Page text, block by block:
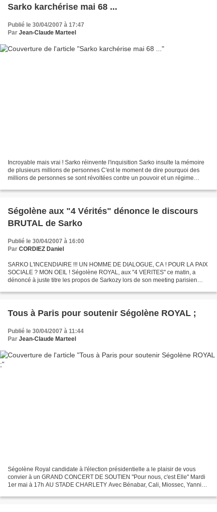
Sarko karchérise mai 68 ...
Publié le 30/04/2007 à 17:47
Par Jean-Claude Marteel
Incroyable mais vrai ! Sarko réinvente l'inquisition Sarko insulte la mémoire
de plusieurs millions de personnes C'est le moment de dire pourquoi des
millions de personnes se sont révoltées contre un pouvoir et un régime
Ségolène aux "4 Vérités" dénonce le discours
BRUTAL de Sarko
Publié le 30/04/2007 à 16:00
Par CORDIEZ Daniel
SARKO L'INCENDIAIRE !!! UN HOMME DE DIALOGUE, CA ! POUR LA PAIX
SOCIALE ? MON OEIL ! Ségolène ROYAL, aux "4 VERITES" ce matin, a
dénoncé à juste titre les propos de Sarkozy lors de son meeting parisien
Tous à Paris pour soutenir Ségolène ROYAL ;
Publié le 30/04/2007 à 11:44
Par Jean-Claude Marteel
Ségolène Royal candidate à l'élection présidentielle a le plaisir de vous
convier à un GRAND CONCERT DE SOUTIEN "Pour nous, c'est Elle" Mardi
1er mai à 17h AU STADE CHARLETY Avec Bénabar, Cali, Miossec, Yannick